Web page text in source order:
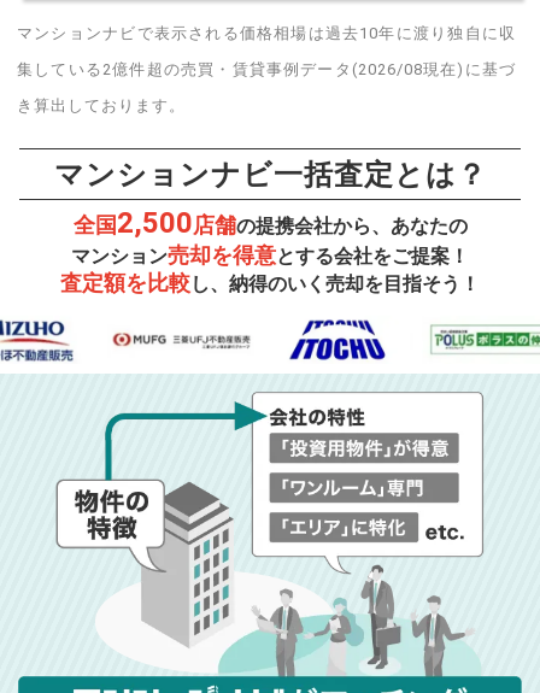
マンションナビで表示される価格相場は過去10年に渡り独自に収
集している2億件超の売買・賃貸事例データ(2026/08現在)に基づ
き算出しております。
マンションナビ一括査定とは？
全国2,500店舗の提携会社から、あなたの
マンション売却を得意とする会社をご提案！
査定額を比較し、納得のいく売却を目指そう！